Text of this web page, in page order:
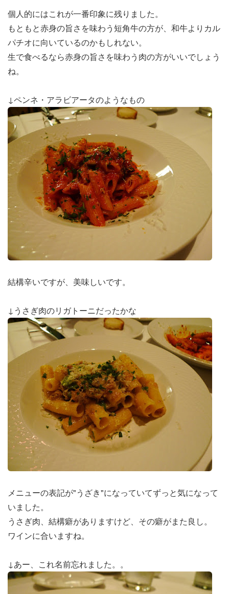
個人的にはこれが一番印象に残りました。
もともと赤身の旨さを味わう短角牛の方が、和牛よりカル
パチオに向いているのかもしれない。
生で食べるなら赤身の旨さを味わう肉の方がいいでしょう
ね。
↓ペンネ・アラビアータのようなもの
結構辛いですが、美味しいです。
↓うさぎ肉のリガトーニだったかな
メニューの表記が"うざき"になっていてずっと気になって
いました。
うさぎ肉、結構癖がありますけど、その癖がまた良し。
ワインに合いますね。
↓あー、これ名前忘れました。。